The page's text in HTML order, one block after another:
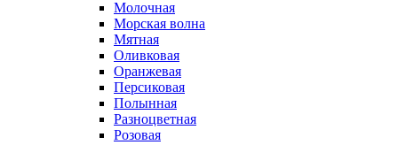
Молочная
Морская волна
Мятная
Оливковая
Оранжевая
Персиковая
Полынная
Разноцветная
Розовая